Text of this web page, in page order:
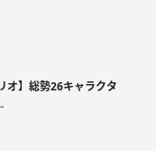
オ】総勢26キャラクタ